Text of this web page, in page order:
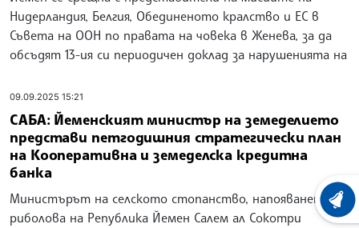
Нидерландия, Белгия, Обединеното кралство и ЕС в
Съвета на ООН по правата на човека в Женева, за да
обсъдят 13-ия си периодичен доклад за нарушенията на
09.09.2025 15:21
САБА: Йеменският министър на земеделието
представи петгодишния стратегически план
на Кооперативна и земеделска кредитна
банка
Министърът на селското стопанство, напояването и
риболова на Република Йемен Салем ал Сокотри